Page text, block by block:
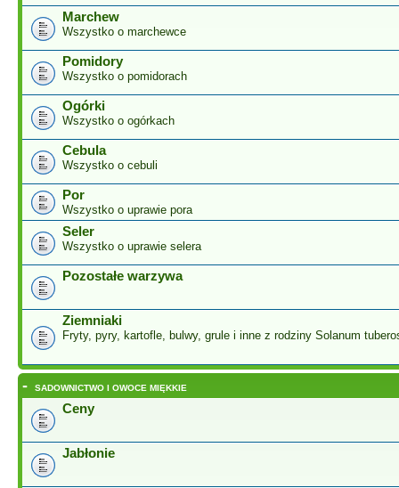
Marchew
Wszystko o marchewce
Pomidory
Wszystko o pomidorach
Ogórki
Wszystko o ogórkach
Cebula
Wszystko o cebuli
Por
Wszystko o uprawie pora
Seler
Wszystko o uprawie selera
Pozostałe warzywa
Ziemniaki
Fryty, pyry, kartofle, bulwy, grule i inne z rodziny Solanum
- SADOWNICTWO I OWOCE MIĘKKIE
Ceny
Jabłonie